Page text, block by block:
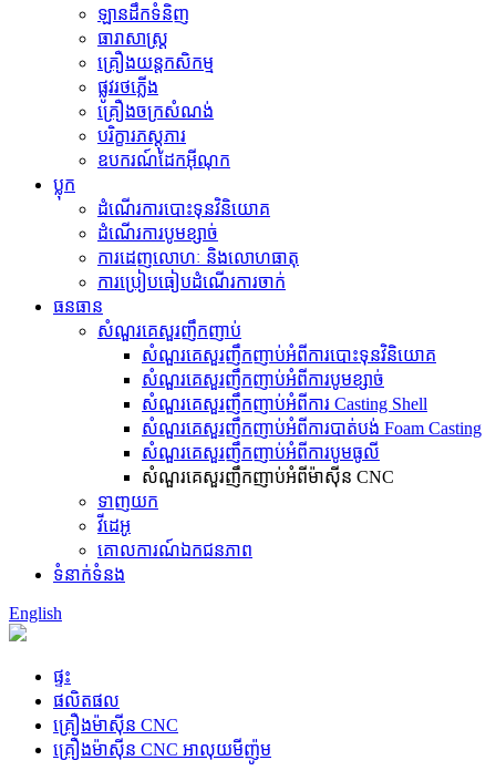
ឡានដឹកទំនិញ
ធារាសាស្ត្រ
គ្រឿងយន្តកសិកម្ម
ផ្លូវរថភ្លើង
គ្រឿងចក្រសំណង់
បរិក្ខារភស្តុភារ
ឧបករណ៍ដែកអ៊ីណុក
ប្លុក
ដំណើរការបោះទុនវិនិយោគ
ដំណើរការបូមខ្សាច់
ការដេញលោហៈ និងលោហធាតុ
ការប្រៀបធៀបដំណើរការចាក់
ធនធាន
សំណួរគេសួរញឹកញាប់
សំណួរគេសួរញឹកញាប់អំពីការបោះទុនវិនិយោគ
សំណួរគេសួរញឹកញាប់អំពីការបូមខ្សាច់
សំណួរគេសួរញឹកញាប់អំពីការ Casting Shell
សំណួរគេសួរញឹកញាប់អំពីការបាត់បង់ Foam Casting
សំណួរគេសួរញឹកញាប់អំពីការបូមធូលី
សំណួរគេសួរញឹកញាប់អំពីម៉ាស៊ីន CNC
ទាញយក
វីដេអូ
គោលការណ៍ឯកជនភាព
ទំនាក់ទំនង
English
ផ្ទះ
ផលិតផល
គ្រឿងម៉ាស៊ីន CNC
គ្រឿងម៉ាស៊ីន CNC អាលុយមីញ៉ូម